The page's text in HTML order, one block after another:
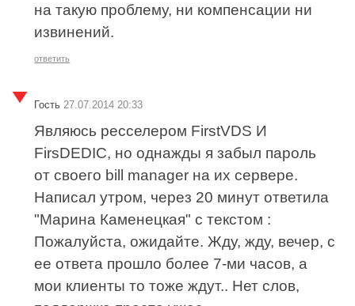
на такую проблему, ни компенсации ни
извинений.
ответить
Гость 27.07.2014 20:33
Являюсь ресселером FirstVDS И
FirsDEDIC, но однажды я забыл пароль
от своего bill manager на их сервере.
Написал утром, через 20 минут ответила
"Марина Каменецкая" с текстом :
Пожалуйста, ожидайте. Жду, жду, вечер, с
ее ответа прошло более 7-ми часов, а
мои клиенты то тоже ждут.. Нет слов,